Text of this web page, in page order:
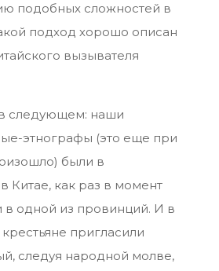
подобных сложностей в
подход хорошо описан
вызывателя
в следующем: наши
этнографы (это еще при
были в
Китае, как раз в момент
в одной из провинций. И в
пригласили
следуя народной молве,